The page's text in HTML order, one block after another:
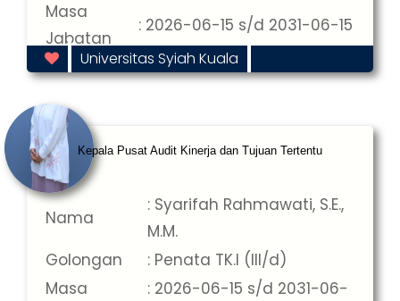
Masa
Jabatan
: 2026-06-15 s/d 2031-06-15
Universitas Syiah Kuala
Kepala Pusat Audit Kinerja dan Tujuan Tertentu
Nama
: Syarifah Rahmawati, S.E.,
M.M.
Golongan
: Penata TK.I (III/d)
Masa
: 2026-06-15 s/d 2031-06-